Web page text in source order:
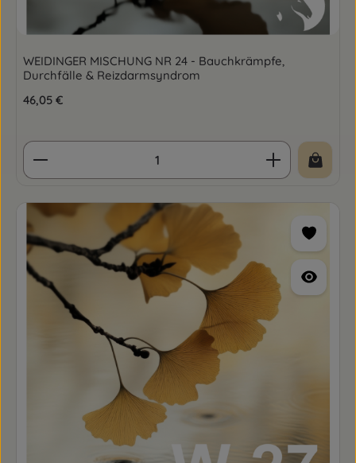
WEIDINGER MISCHUNG NR 24 - Bauchkrämpfe,
Durchfälle & Reizdarmsyndrom
Regulärer Preis:
46,05 €
Produkt Anzahl: Gib den gewünschten Wert